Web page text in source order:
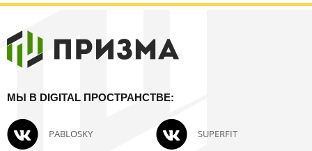
МЫ В DIGITAL ПРОСТРАНСТВЕ:
PABLOSKY SUPERFIT